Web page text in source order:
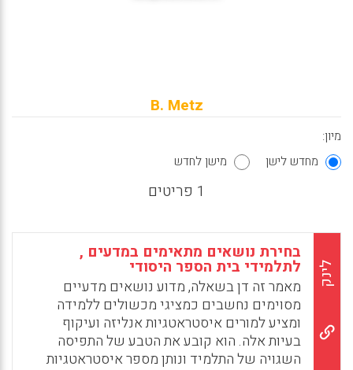
B. Metz
מיון:
מחדש לישן
מישן לחדש
1 פריטים
לינק
בחירת נושאים מתאימים במדעים ,
לתלמידי בית הספר היסודי
מאמר זה דן בשאלה, מדוע נושאים מדעיים
מסוימים נחשבים כמציגי מכשולים ללמידה
ומציע למורים איסטראטגיות אנליזה ועיקוף
בעיות אלה. הוא קובע את הטבע של התפיסה
השגויה של התלמיד ונותן מספר איסטראטגיות